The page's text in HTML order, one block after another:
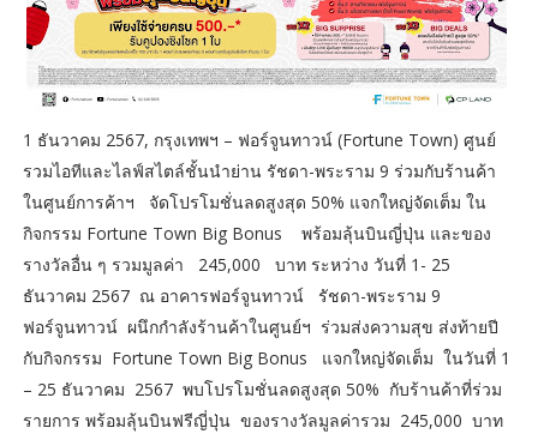
1 ธันวาคม 2567, กรุงเทพฯ – ฟอร์จูนทาวน์ (Fortune Town) ศูนย์
รวมไอทีและไลฟ์สไตล์ชั้นนำย่าน รัชดา-พระราม 9 ร่วมกับร้านค้า
ในศูนย์การค้าฯ จัดโปรโมชั่นลดสูงสุด 50% แจกใหญ่จัดเต็ม ใน
กิจกรรม Fortune Town Big Bonus พร้อมลุ้นบินญี่ปุ่น และของ
รางวัลอื่น ๆ รวมมูลค่า 245,000 บาท ระหว่าง วันที่ 1- 25
ธันวาคม 2567 ณ อาคารฟอร์จูนทาวน์ รัชดา-พระราม 9
ฟอร์จูนทาวน์ ผนึกกำลังร้านค้าในศูนย์ฯ ร่วมส่งความสุข ส่งท้ายปี
กับกิจกรรม Fortune Town Big Bonus แจกใหญ่จัดเต็ม ในวันที่ 1
– 25 ธันวาคม 2567 พบโปรโมชั่นลดสูงสุด 50% กับร้านค้าที่ร่วม
รายการ พร้อมลุ้นบินฟรีญี่ปุ่น ของรางวัลมูลค่ารวม 245,000 บาท